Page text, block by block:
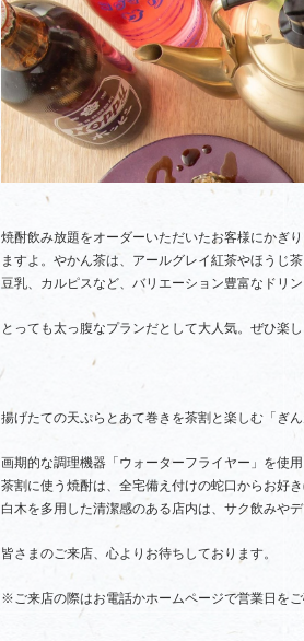
焼酎飲み放題をオーダーいただいたお客様にかぎ
ますよ。やかん茶は、アールグレイ紅茶やほうじ
豆乳、カルピスなど、バリエーション豊富なドリン
とっても太っ腹なプランだとして大人気。ぜひ楽
揚げたての天ぷらとあて巻きを茶割と楽しむ「ぎん
画期的な調理機器「ウォーターフライヤー」を使
茶割に使う焼酎は、全宅備え付けの蛇口からお好
白木を多用した清潔感のある店内は、サク飲みや
皆さまのご来店、心よりお待ちしております。
※ご来店の際はお電話かホームページで営業日を